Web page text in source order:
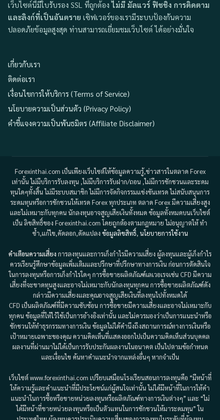
เว็บไซต์นี้มีใบรับรอง SSL ที่ถูกต้องไม่มี มัลแวร์ ฟิชชิง การติดตาม
และลิงก์ที่เป็นอันตราย เซิฟเวอร์ของเรามีระบบป้องกันความ
ปลอดภัยข้อมูลสูงสุด ท่านสามารถเยี่ยมชมเว็บไซต์ ได้อย่างมั่นใจ
เกี่ยวกับเรา
ติดต่อเรา
เงื่อนไขการให้บริการ (Terms of Service)
นโยบายความเป็นส่วนตัว (Privacy Policy)
คำชี้แจงความเป็นพันธมิตร (Affiliate Disclaimer)
Forexinthai.com เป็นเพียงเว็บไซต์ให้ข้อมูลความรู้,ข่าวสารในตลาด Forex
เท่านั้น ไม่มีบริการรับลงทุน ,ไม่มีบริการรับฝาก/ถอน ,ไม่มีการชักชวนและระดม
ทุนใดๆทั้งสิ้น ไม่มีระบบสมาชิก ไม่มีการจัดกิจกรรมแข่งขันเทรด ไม่สนับสนุนการ
ระดมทุนหรือการชักชวนให้เทรด Forex ทุกประเภท ตลาด Forex มีความเสี่ยงสูง
และไม่เหมาะกับทุกคน นักลงทุนอาจสูญเสียเงินทั้งหมด ข้อมูลทั้งหมดบนเว็บไซต์
เป็น ลิขสิทธิ์ของ Forexinthai.com โดยถูกต้องตามกฎหมาย ไม่อนุญาตให้ ทำ
ซ้ำ,แก้ไข,คัดลอก,ดัดแปลง ข้อมูลลิขสิทธิ์, นโยบายการใช้งาน
คำเตือนความเสี่ยงการลงทุนและการเก็งกำไรมีความเสี่ยง ผู้ลงทุนและผู้เก็งกำไร
ควรเรียนรู้ศึกษาข้อมูลเพิ่มเติมและปรึกษาที่ปรึกษาทางการเงิน ก่อนการตัดสินใจ
ในการลงทุนหรือการเก็งกำไรใดๆ การซื้อขายผลิตภัณฑ์เลเวอเรจเช่น CFD มีความ
เสี่ยงที่จะขาดทุนสูงและอาจไม่เหมาะกับนักลงทุนทุกคน การซื้อขายผลิตภัณฑ์ดัง
กล่าวมีความเสี่ยงและคุณอาจสูญเสียเงินที่ลงทุนไปทั้งหมดได้
CFD เป็นผลิตภัณฑ์ที่มีความซับซ้อน การซื้อขายมีความเสี่ยงและอาจไม่เหมาะกับ
ทุกคน ข้อมูลที่ให้ไว้ใช้เป็นการอ้างอิงเท่านั้น และไม่ควรมองว่าเป็นการแนะนำหรือ
ชักชวนให้ทำธุรกรรมทางการเงิน ข้อมูลไม่ได้คำนึงถึงสถานการณ์ทางการเงินหรือ
เป้าหมายเฉพาะของคุณ ความคิดเห็นที่แสดงออกไปเป็นความคิดเห็นส่วนบุคคล
ผลงานที่ผ่านมาไม่ได้เป็นการรับประกันผลงานในอนาคต เป็นไปตามข้อกำหนด
และเงื่อนไข ค้นหาคำแนะนำจากแหล่งอื่นๆ หากจำเป็น
เว็บไซต์ www.forexinthai.com เปรียบเสมือนโรงเรียนสอนการลงทุนคือ “มีหน้าที่
ให้ความรู้และคำแนะนำที่มีประโยชน์แก่ผู้สนใจเท่านั้น ไม่ได้มีหน้าที่ในการให้คำ
แนะนำในการซื้อหรือขายหน่วยลงทุนหรือผลิตภัณฑ์ทางการเงินต่างๆ” และ “ไม่
ได้มีหน้าที่ขายหน่วยลงทุนหรือเป็นตัวแทนในการชักชวนให้มาระดมทุน” ใน